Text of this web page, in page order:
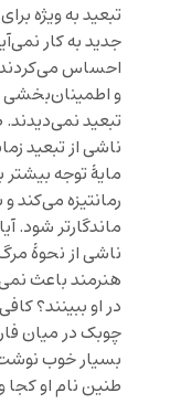
تبعید به ویژه
جدید به کار
احساس می‌کردند
و اطمینان‌بخشی
تبعید نمی‌دیدند.
ناشی از تبعید
مایهٔ توجه
رمانتیزه می‌کند
ماندگارتر
ناشی از نحوهٔ
هنرمند باعث
در او ببینند؟
چوبک در میان
بسیار خوب نوشت
طنین نام او